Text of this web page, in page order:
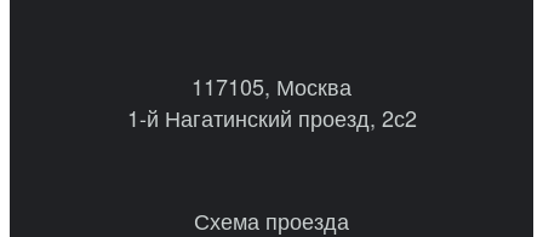
117105, Москва
1-й Нагатинский проезд, 2с2
Схема проезда